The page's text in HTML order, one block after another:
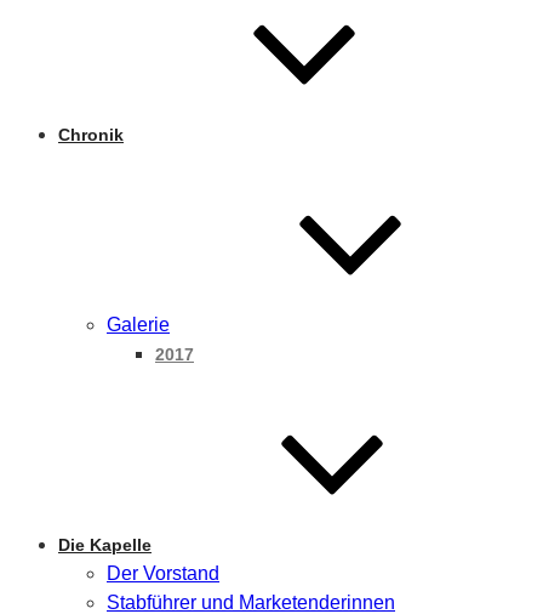
Chronik
Galerie
2017
Die Kapelle
Der Vorstand
Stabführer und Marketenderinnen